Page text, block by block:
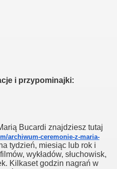
i przypominajki:
Bucardi znajdziesz tutaj
archiwum-ceremonie-z-maria-
tydzień, miesiąc lub rok i
wykładów, słuchowisk,
Kilkaset godzin nagrań w